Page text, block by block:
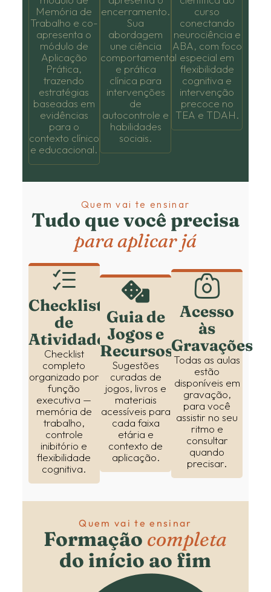
Memória de
Trabalho e co-
apresenta o
módulo de
Aplicação
Prática,
trazendo
estratégias
baseadas em
evidências
para o
contexto clínico
e educacional.
encerramento.
Sua
abordagem
une ciência
comportamental
e prática
clínica para
intervenções
de
autocontrole e
habilidades
sociais.
curso
conectando
neurociência e
ABA, com foco
especial em
flexibilidade
cognitiva e
intervenção
precoce no
TEA e TDAH.
Quem vai te ensinar
Tudo que você precisa
para aplicar já
Checklist
de
Atividades
Checklist
completo
organizado por
função
executiva —
memória de
trabalho,
controle
inibitório e
flexibilidade
cognitiva.
Guia de
Jogos e
Recursos
Sugestões
curadas de
jogos, livros e
materiais
acessíveis para
cada faixa
etária e
contexto de
aplicação.
Acesso
às
Gravações
Todas as aulas
estão
disponíveis em
gravação,
para você
assistir no seu
ritmo e
consultar
quando
precisar.
Quem vai te ensinar
Formação completa
do início ao fim